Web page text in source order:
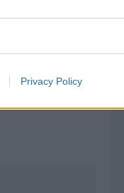
Privacy Policy
τη Φαίη και τα
παράλληλα με
ενώ η
τον αφήσει